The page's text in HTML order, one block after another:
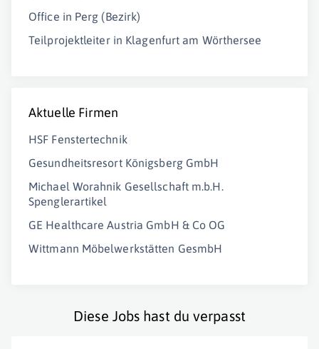
Office in Perg (Bezirk)
Teilprojektleiter in Klagenfurt am Wörthersee
Aktuelle Firmen
HSF Fenstertechnik
Gesundheitsresort Königsberg GmbH
Michael Worahnik Gesellschaft m.b.H.
Spenglerartikel
GE Healthcare Austria GmbH & Co OG
Wittmann Möbelwerkstätten GesmbH
Diese Jobs hast du verpasst